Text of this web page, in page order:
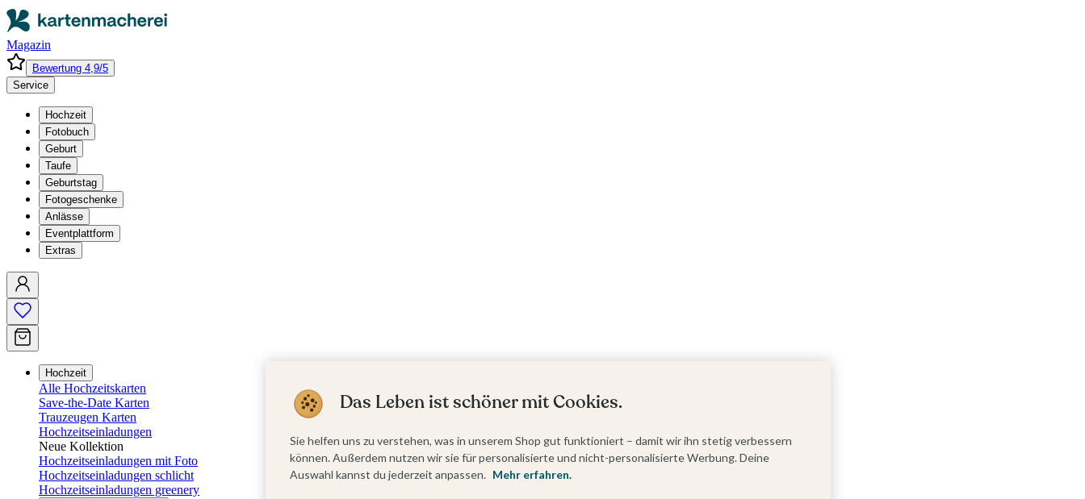
Magazin
Bewertung 4,9/5
Service
Hochzeit
Fotobuch
Geburt
Taufe
Geburtstag
Fotogeschenke
Anlässe
Eventplattform
Extras
Hochzeit
Alle Hochzeitskarten
Save-the-Date Karten
Trauzeugen Karten
Hochzeitseinladungen
Neue Kollektion
Hochzeitseinladungen mit Foto
Hochzeitseinladungen schlicht
Hochzeitseinladungen greenery
Das Leben ist schöner mit Cookies.
Sie helfen uns zu verstehen, was in unserem Shop gut funktioniert – damit wir ihn stetig verbessern
können. Außerdem nutzen wir sie für personalisierte und nicht-personalisierte Werbung. Deine
Auswahl kannst du jederzeit anpassen. Mehr erfahren.